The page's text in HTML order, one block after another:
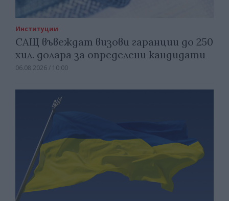
Институции
САЩ въвеждат визови гаранции до 250
хил. долара за определени кандидати
06.08.2026 / 10:00